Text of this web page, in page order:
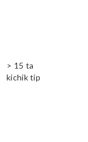
> 15 ta
kichik tip